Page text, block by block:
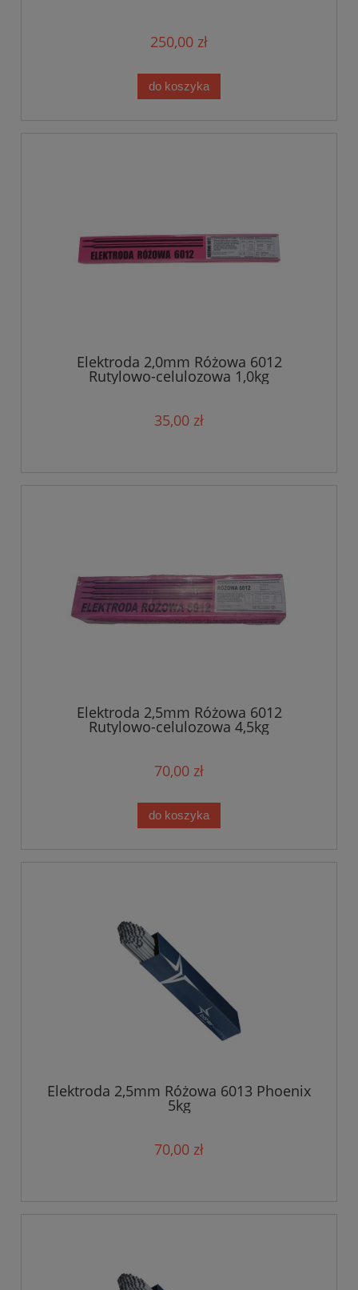
250,00 zł
do koszyka
Elektroda 2,0mm Różowa 6012
Rutylowo-celulozowa 1,0kg
35,00 zł
Elektroda 2,5mm Różowa 6012
Rutylowo-celulozowa 4,5kg
70,00 zł
do koszyka
Elektroda 2,5mm Różowa 6013 Phoenix
5kg
70,00 zł